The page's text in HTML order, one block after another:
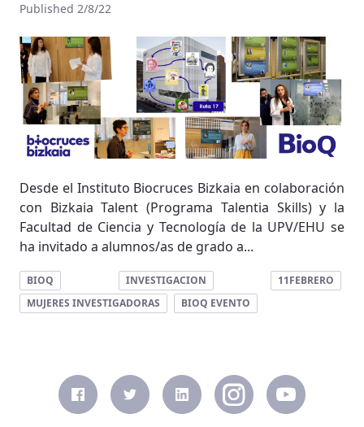
Published 2/8/22
Desde el Instituto Biocruces Bizkaia en colaboración
con Bizkaia Talent (Programa Talentia Skills) y la
Facultad de Ciencia y Tecnología de la UPV/EHU se
ha invitado a alumnos/as de grado a...
BIOQ INVESTIGACION
11FEBRERO
MUJERES INVESTIGADORAS
BIOQ EVENTO